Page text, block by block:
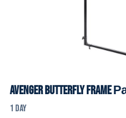
Avenger Butterfly Frame